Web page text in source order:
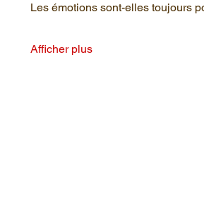
Les émotions sont-elles toujours
Afficher plus